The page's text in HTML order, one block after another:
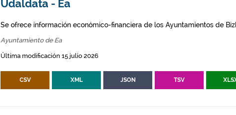
Udaldata - Ea
Se ofrece información económico-financiera de los Ayuntamientos de
Ayuntamiento de Ea
Última modificación 15 julio 2026
CSV XML JSON TSV